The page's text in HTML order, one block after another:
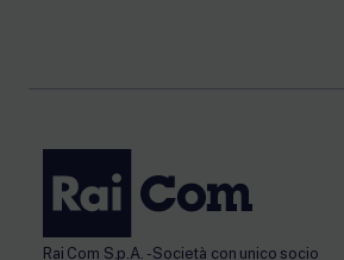
Rai Com S.p.A. - Società con unico socio